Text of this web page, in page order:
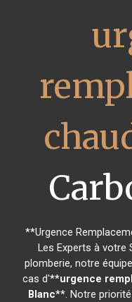
**Urgence
Les Experts à votre
plomberie, notre
cas d'**urgence
Blanc**. Notre